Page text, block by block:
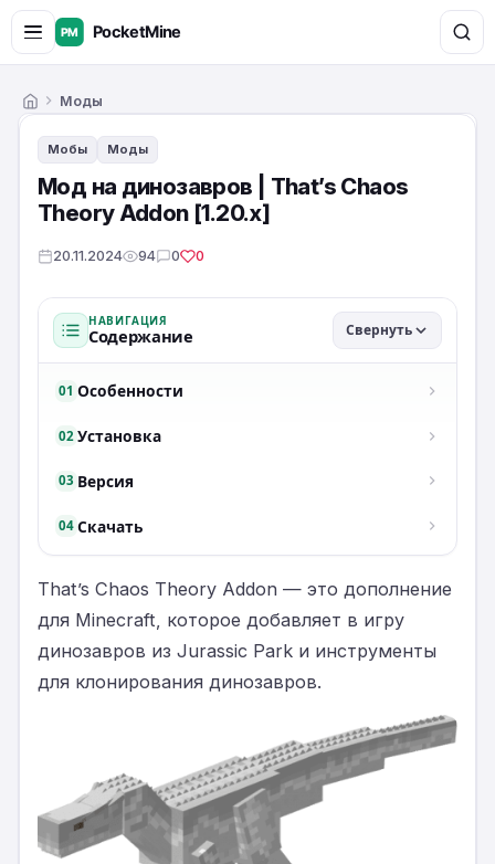
ГлавнаяМоды
Мобы Моды
Мод на динозавров | That’s Chaos
Theory Addon [1.20.x]
20.11.2024 94 0 0
НАВИГАЦИЯ
Содержание Свернуть
01 Особенности
02 Установка
03 Версия
04 Скачать
That’s Chaos Theory Addon — это дополнение
для Minecraft, которое добавляет в игру
динозавров из Jurassic Park и инструменты
для клонирования динозавров.